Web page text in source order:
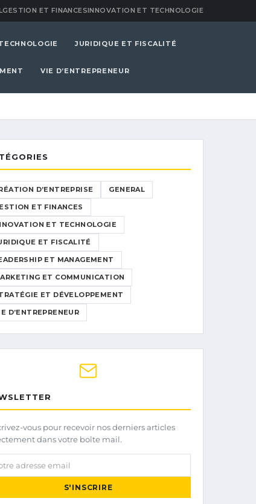
GESTION ET FINANCESINNOVATION ET TECHNOLOGIE
JURIDIQUE ET FISCALITÉ
VIE D’ENTREPRENEUR
D’ENTREPRISE GENERAL
ET FINANCES
ET TECHNOLOGIE
ET FISCALITÉ
ET MANAGEMENT
ET COMMUNICATION
ET DÉVELOPPEMENT
D’ENTREPRENEUR
vous pour recevoir nos derniers articles
dans votre boîte mail.
adresse email
S'INSCRIRE